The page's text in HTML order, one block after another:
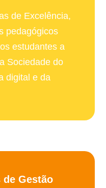
de Excelência,
pedagógicos
estudantes a
Sociedade do
digital e da
Gestão